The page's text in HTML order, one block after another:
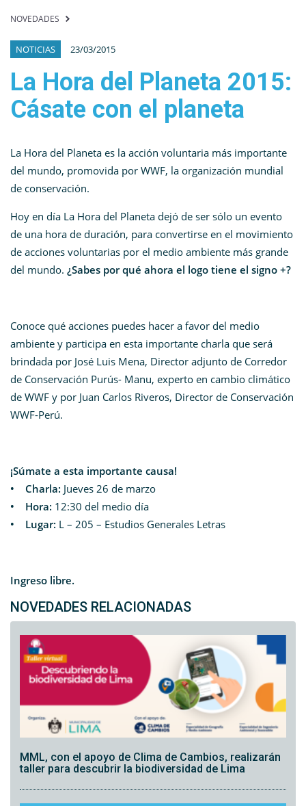
NOVEDADES
NOTICIAS 23/03/2015
La Hora del Planeta 2015:
Cásate con el planeta
La Hora del Planeta es la acción voluntaria más importante
del mundo, promovida por WWF, la organización mundial
de conservación.
Hoy en día La Hora del Planeta dejó de ser sólo un evento
de una hora de duración, para convertirse en el movimiento
de acciones voluntarias por el medio ambiente más grande
del mundo. ¿Sabes por qué ahora el logo tiene el signo +?
Conoce qué acciones puedes hacer a favor del medio
ambiente y participa en esta importante charla que será
brindada por José Luis Mena, Director adjunto de Corredor
de Conservación Purús- Manu, experto en cambio climático
de WWF y por Juan Carlos Riveros, Director de Conservación
WWF-Perú.
¡Súmate a esta importante causa!
• Charla: Jueves 26 de marzo
• Hora: 12:30 del medio día
• Lugar: L – 205 – Estudios Generales Letras
Ingreso libre.
NOVEDADES RELACIONADAS
MML, con el apoyo de Clima de Cambios, realizarán
taller para descubrir la biodiversidad de Lima